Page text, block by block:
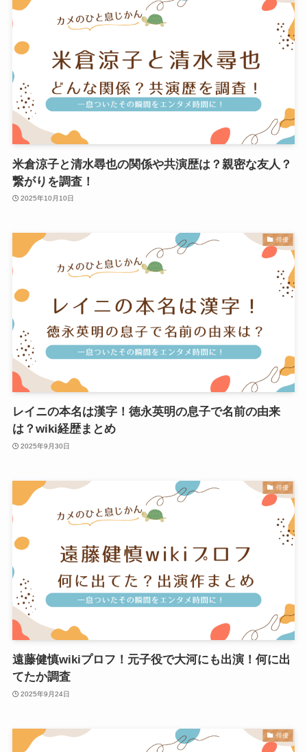
米倉涼子と清水尋也の関係や共演歴は？親密な友人？
繋がりを調査！
2025年10月10日
俳優
レイニの本名は漢字！徳永英明の息子で名前の由来
は？wiki経歴まとめ
2025年9月30日
俳優
遠藤健慎wikiプロフ！元子役で大河にも出演！何に出
てたか調査
2025年9月24日
俳優